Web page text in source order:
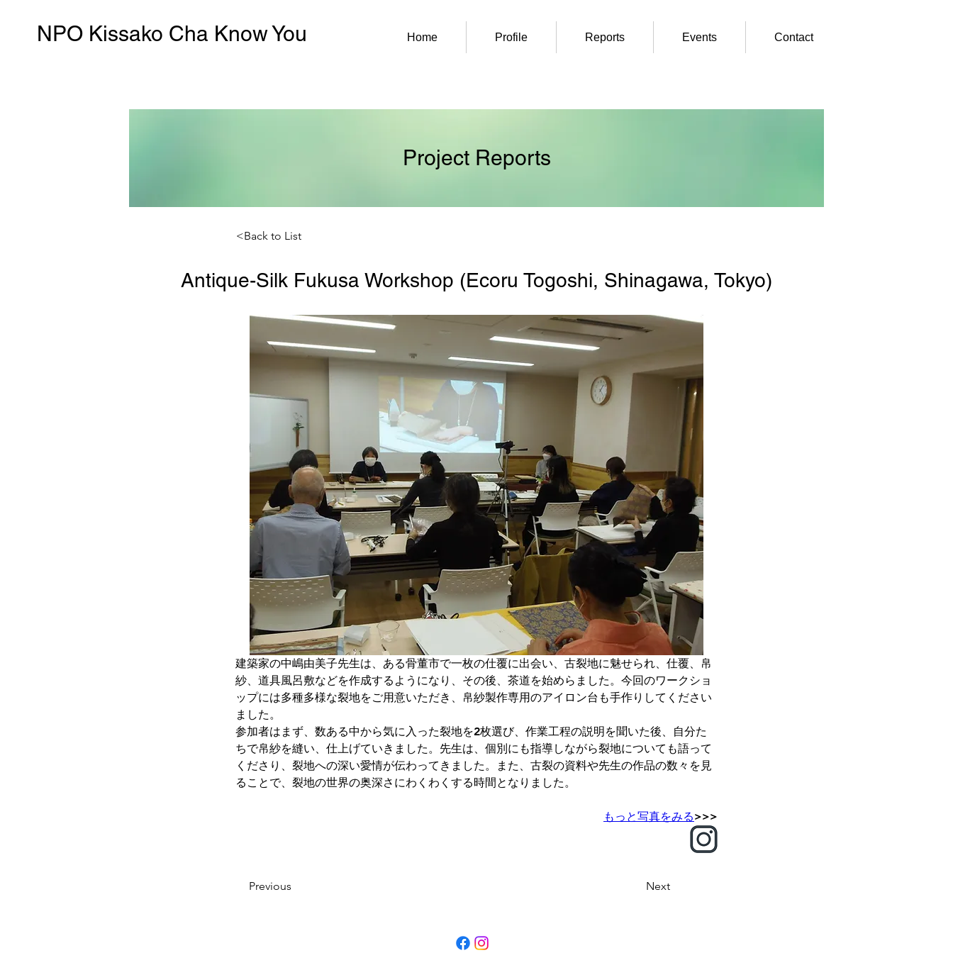
NPO Kissako Cha Know You Home Profile Reports Events Contact
Project Reports
<Back to List
Antique-Silk Fukusa Workshop (Ecoru Togoshi, Shinagawa, Tokyo)
建築家の中嶋由美子先生は、ある骨董市で一枚の仕覆に出会い、古裂地に魅せられ、仕覆、帛
紗、道具風呂敷などを作成するようになり、その後、茶道を始めらました。今回のワークショ
ップには多種多様な裂地をご用意いただき、帛紗製作専用のアイロン台も手作りしてください
ました。
参加者はまず、数ある中から気に入った裂地を2枚選び、作業工程の説明を聞いた後、自分た
ちで帛紗を縫い、仕上げていきました。先生は、個別にも指導しながら裂地についても語って
くださり、裂地への深い愛情が伝わってきました。また、古裂の資料や先生の作品の数々を見
ることで、裂地の世界の奥深さにわくわくする時間となりました。
もっと写真をみる>>>
Previous Next